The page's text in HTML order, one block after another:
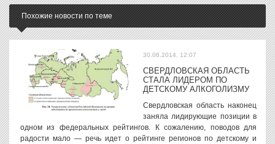
Похожие новости по теме
30.06.2014, 12:07
СВЕРДЛОВСКАЯ ОБЛАСТЬ
СТАЛА ЛИДЕРОМ ПО
ДЕТСКОМУ АЛКОГОЛИЗМУ
Свердловская область наконец
заняла лидирующие позиции в
одном из федеральных рейтингов. К сожалению, поводов для
радости мало — речь идет о рейтинге регионов по детскому и